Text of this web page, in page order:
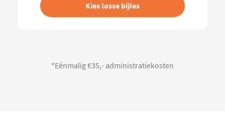
Kies losse bijles
*Eénmalig €35,- administratiekosten